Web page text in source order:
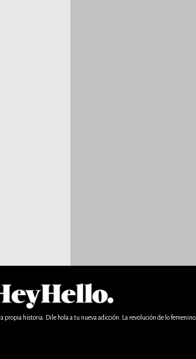
propia historia. Dile hola a tu nueva adicción. La revolución de lo femenino.